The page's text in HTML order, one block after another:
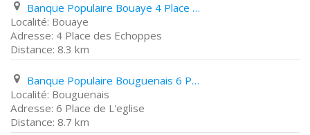
Banque Populaire Bouaye 4 Place des Echoppes
Bouaye
4 Place des Echoppes
8.3 km
Banque Populaire Bouguenais 6 Place de L'eglise
Bouguenais
6 Place de L'eglise
8.7 km